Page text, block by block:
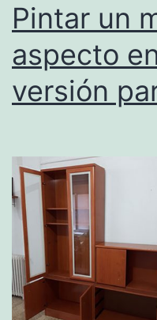
Pintar un
aspecto
versión